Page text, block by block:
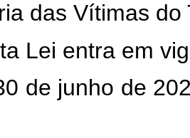
das Vítimas do
Lei entra em
de junho de